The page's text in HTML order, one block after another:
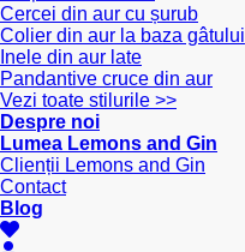
Cercei din aur cu șurub
Colier din aur la baza gâtului
Inele din aur late
Pandantive cruce din aur
Vezi toate stilurile >>
Despre noi
Lumea Lemons and Gin
Clienții Lemons and Gin
Contact
Blog